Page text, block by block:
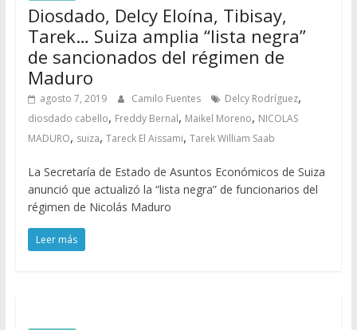
Diosdado, Delcy Eloína, Tibisay,
Tarek… Suiza amplia “lista negra”
de sancionados del régimen de
Maduro
agosto 7, 2019 Camilo Fuentes Delcy Rodríguez,
diosdado cabello, Freddy Bernal, Maikel Moreno, NICOLAS
MADURO, suiza, Tareck El Aissami, Tarek William Saab
La Secretaría de Estado de Asuntos Económicos de Suiza
anunció que actualizó la “lista negra” de funcionarios del
régimen de Nicolás Maduro
Leer más